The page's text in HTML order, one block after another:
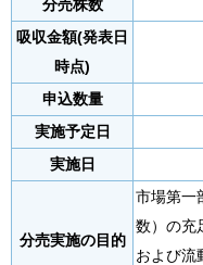
分売株数
吸収金額(発表日
時点)
申込数量
実施予定日
実施日
分売実施の目的
市場第一
数）の充
および流